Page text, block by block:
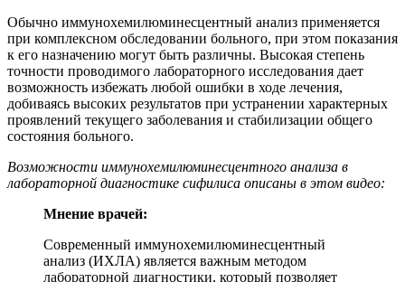
Обычно иммунохемилюминесцентный анализ применяется
при комплексном обследовании больного, при этом показания
к его назначению могут быть различны. Высокая степень
точности проводимого лабораторного исследования дает
возможность избежать любой ошибки в ходе лечения,
добиваясь высоких результатов при устранении характерных
проявлений текущего заболевания и стабилизации общего
состояния больного.
Возможности иммунохемилюминесцентного анализа в
лабораторной диагностике сифилиса описаны в этом видео:
Мнение врачей:
Современный иммунохемилюминесцентный
анализ (ИХЛА) является важным методом
лабораторной диагностики, который позволяет